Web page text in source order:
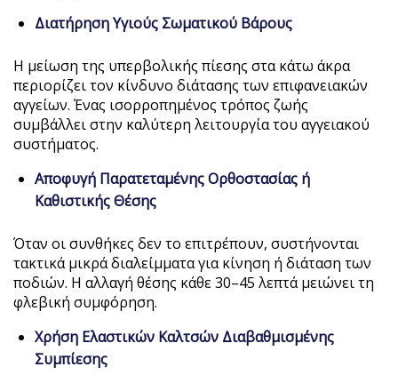
Διατήρηση Υγιούς Σωματικού Βάρους
Η μείωση της υπερβολικής πίεσης στα κάτω άκρα
περιορίζει τον κίνδυνο διάτασης των επιφανειακών
αγγείων. Ένας ισορροπημένος τρόπος ζωής
συμβάλλει στην καλύτερη λειτουργία του αγγειακού
συστήματος.
Αποφυγή Παρατεταμένης Ορθοστασίας ή
Καθιστικής Θέσης
Όταν οι συνθήκες δεν το επιτρέπουν, συστήνονται
τακτικά μικρά διαλείμματα για κίνηση ή διάταση των
ποδιών. Η αλλαγή θέσης κάθε 30–45 λεπτά μειώνει τη
φλεβική συμφόρηση.
Χρήση Ελαστικών Καλτσών Διαβαθμισμένης
Συμπίεσης